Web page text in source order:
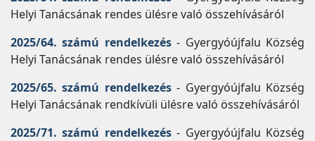
Helyi Tanácsának rendes ülésre való összehívásáról
2025/64. számú rendelkezés- Gyergyóújfalu Község
Helyi Tanácsának rendes ülésre való összehívásáról
2025/65. számú rendelkezés- Gyergyóújfalu Község
Helyi Tanácsának rendkívüli ülésre való összehívásáról
2025/71. számú rendelkezés- Gyergyóújfalu Község